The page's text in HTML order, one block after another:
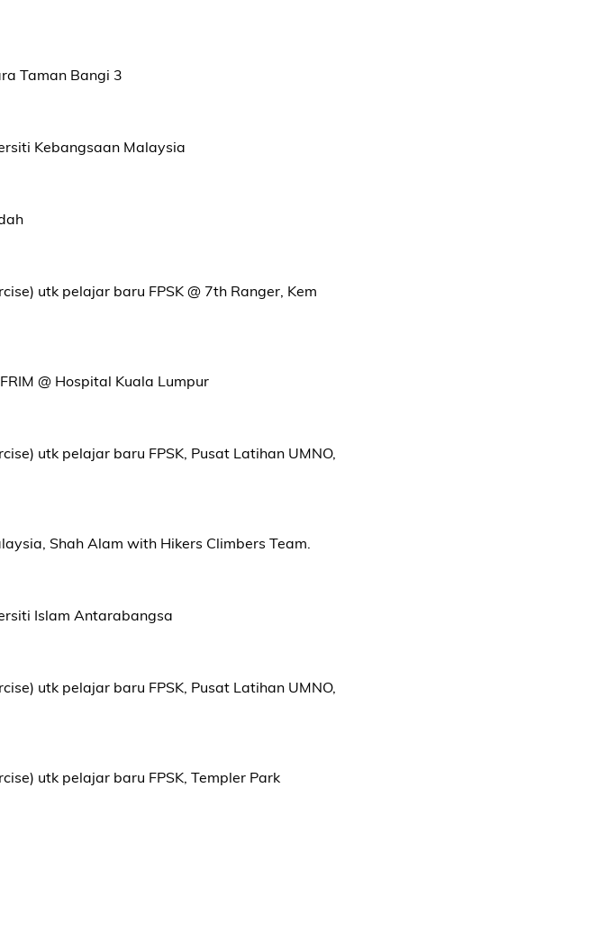
Taman Bangi 3
Kebangsaan Malaysia
utk pelajar baru FPSK @ 7th Ranger, Kem
@ Hospital Kuala Lumpur
utk pelajar baru FPSK, Pusat Latihan UMNO,
Shah Alam with Hikers Climbers Team.
Islam Antarabangsa
utk pelajar baru FPSK, Pusat Latihan UMNO,
utk pelajar baru FPSK, Templer Park